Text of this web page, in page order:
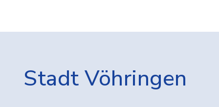
Stadt Vöhringen